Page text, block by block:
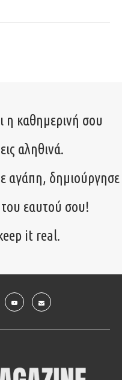
η καθημερινή σου
αληθινά.
αγάπη, δημιούργησε
εαυτού σου!
it real.